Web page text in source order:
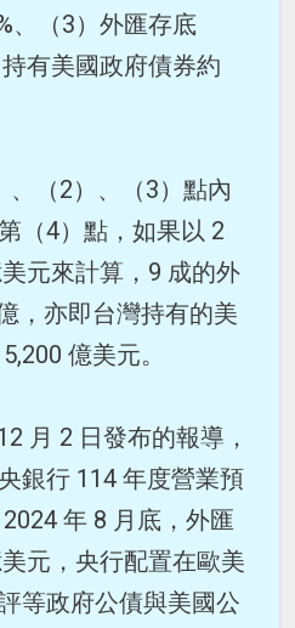
、（3）外匯存底
有美國政府債券約
、（2）、（3）點內
（4）點，如果以 2
元來計算，9 成的外
，亦即台灣持有的美
億美元。
月 2 日發布的報導，
銀行 114 年度營業預
年 8 月底，外匯
元，央行配置在歐美
等政府公債與美國公